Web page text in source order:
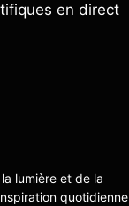
en direct
lumière et de la
quotidienne